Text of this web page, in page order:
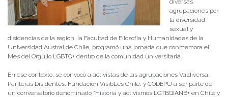
diversas
agrupaciones por
la diversidad
sexual y
disidencias de la región, la Facultad de Filosofía y Humanidades de la
Universidad Austral de Chile, programó una jornada que conmemora el
Mes del Orgullo LGBTQ+ dentro de la comunidad universitaria.
En ese contexto, se convocó a activistas de las agrupaciones Valdiversa,
Panteras Disidentes, Fundación VisibLes Chile, y CODEPU a ser parte de
un conversatorio denominado “Historia y activismos LGTBQIANB+ en Chile y